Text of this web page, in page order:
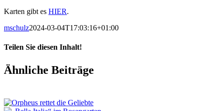
Karten gibt es HIER.
mschulz2024-03-04T17:03:16+01:00
Teilen Sie diesen Inhalt!
Facebook
X
LinkedIn
E-
Mail
Ähnliche Beiträge